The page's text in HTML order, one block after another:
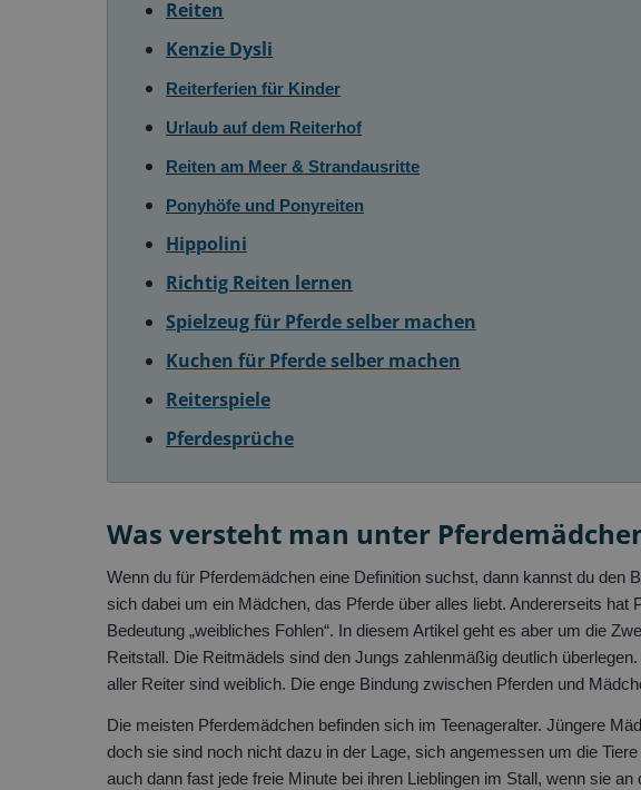
Reiten
Kenzie Dysli
Reiterferien für Kinder
Urlaub auf dem Reiterhof
Reiten am Meer & Strandausritte
Ponyhöfe und Ponyreiten
Hippolini
Richtig Reiten lernen
Spielzeug für Pferde selber machen
Kuchen für Pferde selber machen
Reiterspiele
Pferdesprüche
Was versteht man unter
Wenn du für Pferdemädchen eine Definition suchst, dann kannst du den
sich dabei um ein Mädchen, das Pferde über alles liebt. Andererseits hat
Bedeutung „weibliches Fohlen“. In diesem Artikel geht es aber um die
Reitstall. Die Reitmädels sind den Jungs zahlenmäßig deutlich
aller Reiter sind weiblich. Die enge Bindung zwischen Pferden und
Die meisten Pferdemädchen befinden sich im Teenageralter. Jüngere
doch sie sind noch nicht dazu in der Lage, sich angemessen um die
auch dann fast jede freie Minute bei ihren Lieblingen im Stall, wenn sie